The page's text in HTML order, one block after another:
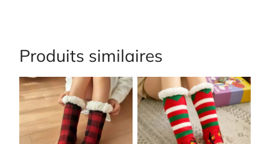
Produits similaires